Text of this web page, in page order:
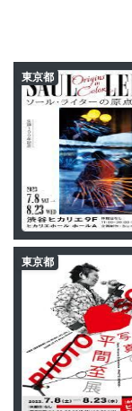
東京都
東京都